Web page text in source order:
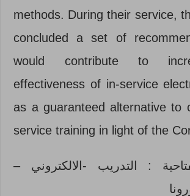
methods. During their service,
concluded a set of
would contribute to
effectiveness of in-service
as a guaranteed alternative to
service training in light of the
: التدريب -الالكتروني –